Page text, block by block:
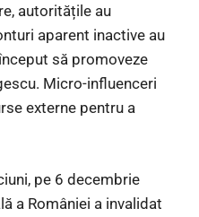
autoritățile au
aparent inactive au
să promoveze
Micro-influenceri
externe pentru a
pe 6 decembrie
a României a invalidat